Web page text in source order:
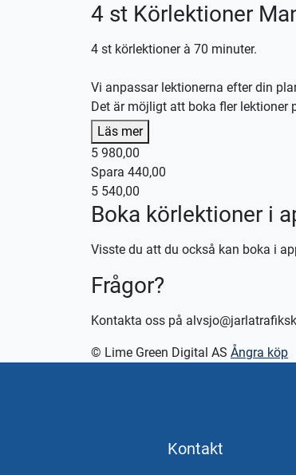
4 st Körlektioner
4 st körlektioner à 70 minuter.
Vi anpassar lektionerna efter din
Det är möjligt att boka fler lektioner
Denna körlektion utförs med en
Kontakta oss för bokning eller logga
Vid önskemål om betalning via
Läs mer
5 980,00
Spara 440,00
5 540,00
Boka körlektioner i
Visste du att du också kan boka i
Frågor?
Kontakta oss på
© Lime Green Digital AS Ångra köp
Kontakt